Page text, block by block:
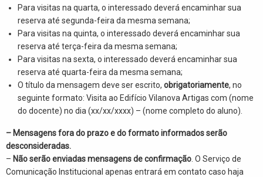
Para visitas na quarta, o interessado deverá encaminhar sua
reserva até segunda-feira da mesma semana;
Para visitas na quinta, o interessado deverá encaminhar sua
reserva até terça-feira da mesma semana;
Para visitas na sexta, o interessado deverá encaminhar sua
reserva até quarta-feira da mesma semana;
O título da mensagem deve ser escrito, obrigatoriamente, no
seguinte formato: Visita ao Edifício Vilanova Artigas com (nome
do docente) no dia (xx/xx/xxxx) – (nome completo do aluno).
– Mensagens fora do prazo e do formato informados serão
desconsideradas.
– Não serão enviadas mensagens de confirmação . O Serviço de
Comunicação Institucional apenas entrará em contato caso haja